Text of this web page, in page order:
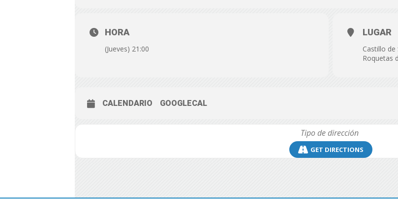
HORA
(Jueves) 21:00
LUGAR
Castillo de
Roquetas
CALENDARIO GOOGLECAL
GET DIRECTIONS